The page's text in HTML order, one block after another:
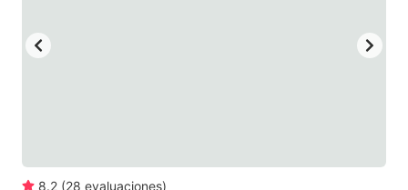
changing
8.2 (28 evaluaciones)